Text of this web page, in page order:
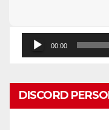
Reproductor
de
00:00
DISCORD